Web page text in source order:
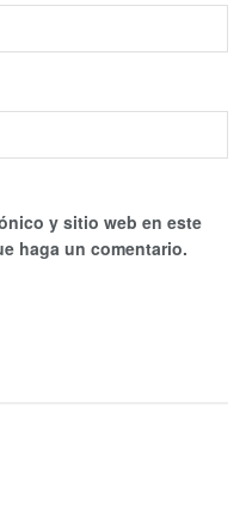
y sitio web en este
haga un comentario.